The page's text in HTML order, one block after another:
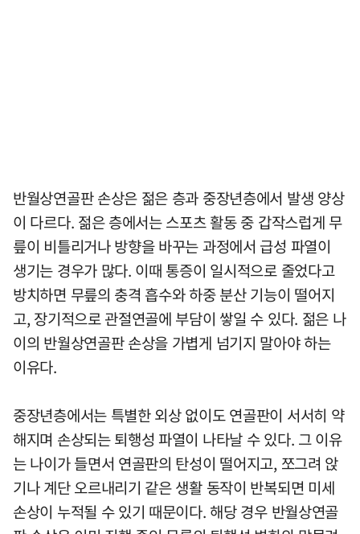
반월상연골판 손상은 젊은 층과 중장년층에서 발생 양상
이 다르다. 젊은 층에서는 스포츠 활동 중 갑작스럽게 무
릎이 비틀리거나 방향을 바꾸는 과정에서 급성 파열이
생기는 경우가 많다. 이때 통증이 일시적으로 줄었다고
방치하면 무릎의 충격 흡수와 하중 분산 기능이 떨어지
고, 장기적으로 관절연골에 부담이 쌓일 수 있다. 젊은 나
이의 반월상연골판 손상을 가볍게 넘기지 말아야 하는
이유다.
중장년층에서는 특별한 외상 없이도 연골판이 서서히 약
해지며 손상되는 퇴행성 파열이 나타날 수 있다. 그 이유
는 나이가 들면서 연골판의 탄성이 떨어지고, 쪼그려 앉
기나 계단 오르내리기 같은 생활 동작이 반복되면 미세
손상이 누적될 수 있기 때문이다. 해당 경우 반월상연골